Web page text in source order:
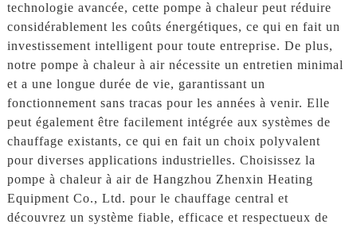
technologie avancée, cette pompe à chaleur peut réduire
considérablement les coûts énergétiques, ce qui en fait un
investissement intelligent pour toute entreprise. De plus,
notre pompe à chaleur à air nécessite un entretien minimal
et a une longue durée de vie, garantissant un
fonctionnement sans tracas pour les années à venir. Elle
peut également être facilement intégrée aux systèmes de
chauffage existants, ce qui en fait un choix polyvalent
pour diverses applications industrielles. Choisissez la
pompe à chaleur à air de Hangzhou Zhenxin Heating
Equipment Co., Ltd. pour le chauffage central et
découvrez un système fiable, efficace et respectueux de